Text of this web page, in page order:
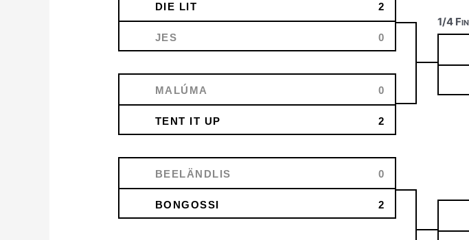
DIE LIT 2
JES 0
MALÚMA 0
TENT IT UP 2
BEELÄNDLIS 0
BONGOSSI 2
1/4